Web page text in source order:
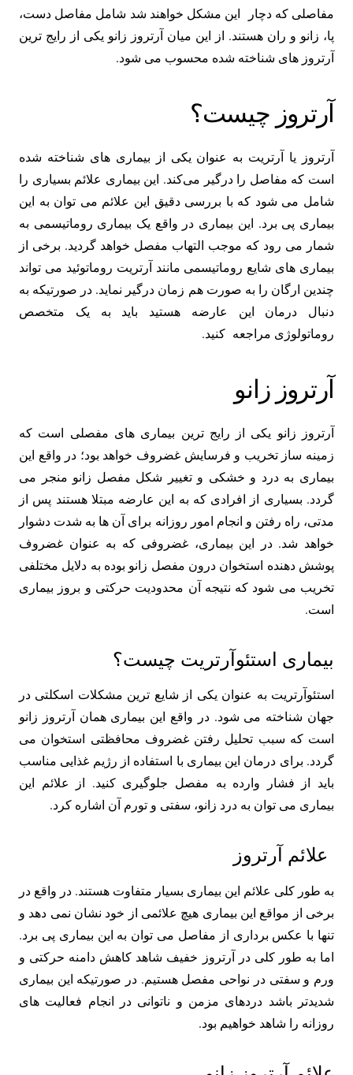
مفاصلی که دچار این مشکل خواهند شد شامل مفاصل دست،
پا، زانو و ران هستند. از این میان آرتروز زانو یکی از رایج ترین
آرتروز های شناخته شده محسوب می شود.
آرتروز چیست؟
آرتروز یا آرتریت به عنوان یکی از بیماری های شناخته شده
است که مفاصل را درگیر می‌کند. این بیماری علائم بسیاری را
شامل می شود که با بررسی دقیق این علائم می توان به این
بیماری پی برد. این بیماری در واقع یک بیماری روماتیسمی به
شمار می رود که موجب التهاب مفصل خواهد گردید. برخی از
بیماری های شایع روماتیسمی مانند آرتریت روماتوئید می تواند
چندین ارگان را به صورت هم زمان درگیر نماید. در صورتیکه به
دنبال درمان این عارضه هستید باید به یک متخصص
روماتولوژی مراجعه کنید.
آرتروز زانو
آرتروز زانو یکی از رایج ترین بیماری های مفصلی است که
زمینه ساز تخریب و فرسایش غضروف خواهد بود؛ در واقع این
بیماری به درد و خشکی و تغییر شکل مفصل زانو منجر می
گردد. بسیاری از افرادی که به این عارضه مبتلا هستند پس از
مدتی، راه رفتن و انجام امور روزانه برای آن ها به شدت دشوار
خواهد شد. در این بیماری، غضروفی که به عنوان غضروف
پوشش دهنده استخوان درون مفصل زانو بوده به دلایل مختلفی
تخریب می شود که نتیجه آن محدودیت حرکتی و بروز بیماری
است.
بیماری استئوآرتریت چیست؟
استئوآرتریت به عنوان یکی از شایع ترین مشکلات اسکلتی در
جهان شناخته می شود. در واقع این بیماری همان آرتروز زانو
است که سبب تحلیل رفتن غضروف محافظتی استخوان می
گردد. برای درمان این بیماری با استفاده از رژیم غذایی مناسب
باید از فشار وارده به مفصل جلوگیری کنید. از علائم این
بیماری می توان به درد زانو، سفتی و تورم آن اشاره کرد.
علائم آرتروز
به طور کلی علائم این بیماری بسیار متفاوت هستند. در واقع در
برخی از مواقع این بیماری هیچ علائمی از خود نشان نمی دهد و
تنها با عکس برداری از مفاصل می توان به این بیماری پی برد.
اما به طور کلی در آرتروز خفیف شاهد کاهش دامنه حرکتی و
ورم و سفتی در نواحی مفصل هستیم. در صورتیکه این بیماری
شدیدتر باشد دردهای مزمن و ناتوانی در انجام فعالیت‌ های
روزانه را شاهد خواهیم بود.